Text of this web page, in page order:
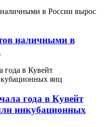
наличными в
года в Кувейт
инкубационных